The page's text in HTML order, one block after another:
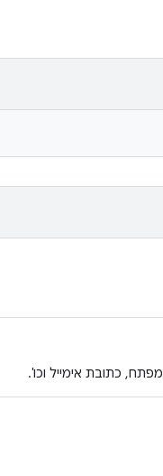
כתובת אימייל וכו'.